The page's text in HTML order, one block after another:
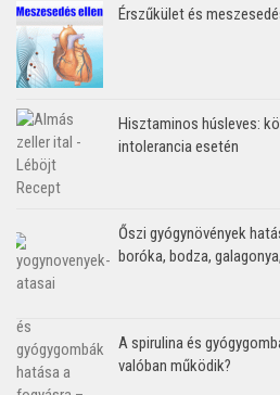
Érszűkület és
Hisztaminos húsleves:
intolerancia esetén
Őszi gyógynövények
boróka, bodza,
A spirulina és
valóban működik?